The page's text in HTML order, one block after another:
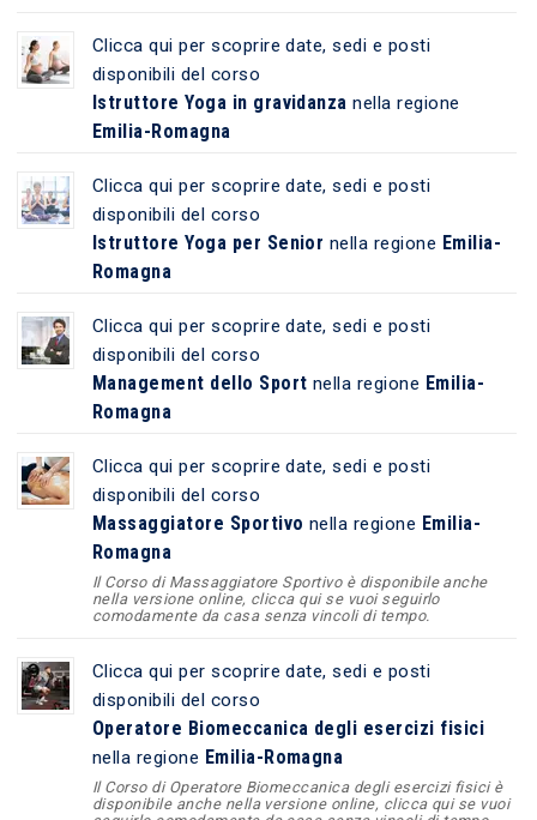
Clicca qui per scoprire date, sedi e posti
disponibili del corso
Istruttore Yoga in gravidanza nella regione
Emilia-Romagna
Clicca qui per scoprire date, sedi e posti
disponibili del corso
Istruttore Yoga per Senior nella regione Emilia-
Romagna
Clicca qui per scoprire date, sedi e posti
disponibili del corso
Management dello Sport nella regione Emilia-
Romagna
Clicca qui per scoprire date, sedi e posti
disponibili del corso
Massaggiatore Sportivo nella regione Emilia-
Romagna
Il Corso di Massaggiatore Sportivo è disponibile anche
nella versione online, clicca qui se vuoi seguirlo
comodamente da casa senza vincoli di tempo.
Clicca qui per scoprire date, sedi e posti
disponibili del corso
Operatore Biomeccanica degli esercizi fisici
nella regione Emilia-Romagna
Il Corso di Operatore Biomeccanica degli esercizi fisici è
disponibile anche nella versione online, clicca qui se vuoi